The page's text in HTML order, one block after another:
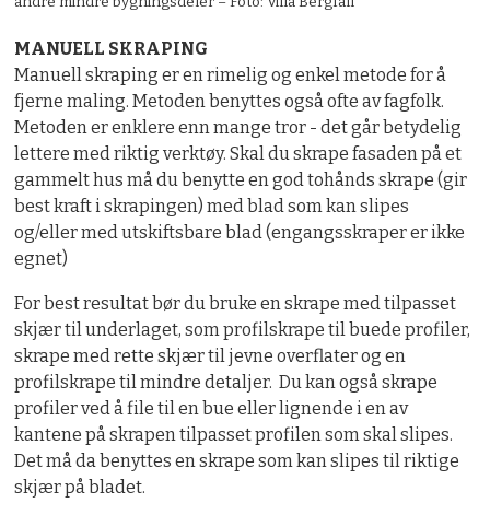
MANUELL SKRAPING
Manuell skraping er en rimelig og enkel metode for å
fjerne maling. Metoden benyttes også ofte av fagfolk.
Metoden er enklere enn mange tror - det går betydelig
lettere med riktig verktøy. Skal du skrape fasaden på et
gammelt hus må du benytte en god tohånds skrape (gir
best kraft i skrapingen) med blad som kan slipes
og/eller med utskiftsbare blad (engangsskraper er ikke
egnet)
For best resultat bør du bruke en skrape med tilpasset
skjær til underlaget, som profilskrape til buede profiler,
skrape med rette skjær til jevne overflater og en
profilskrape til mindre detaljer. Du kan også skrape
profiler ved å file til en bue eller lignende i en av
kantene på skrapen tilpasset profilen som skal slipes.
Det må da benyttes en skrape som kan slipes til riktige
skjær på bladet.